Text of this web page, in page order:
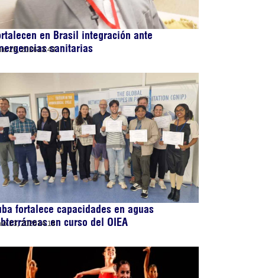
en Brasil integración ante
sanitarias
25, 202613:43
fortalece capacidades en aguas
en curso del OIEA
13, 202614:18